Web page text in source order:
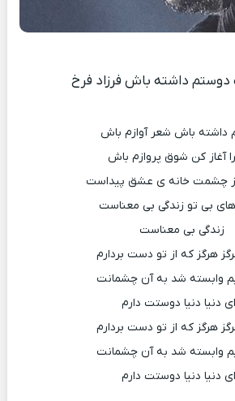
داشته باش فرزاد فرخ
داشته باش شعر آوازم باش
آغاز کن شوق پروازم باش
از چشمت خانه ی عشق پیداست
بی تو زندگی بی معناست
زندگی بی معناست
هرگز که از تو دست بردارم
وابسته شد به آن چشمانت
دنیا دنیا دوستت دارم
هرگز که از تو دست بردارم
وابسته شد به آن چشمانت
دنیا دنیا دوستت دارم